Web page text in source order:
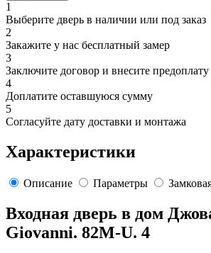
1
Выберите дверь в наличии или под заказ
2
Закажите у нас бесплатный замер
3
Заключите договор и внесите предоплату
4
Доплатите оставшуюся сумму
5
Согласуйте дату доставки и монтажа
Характеристики
Описание Параметры
Входная дверь в дом
Giovanni. 82M-U. 4